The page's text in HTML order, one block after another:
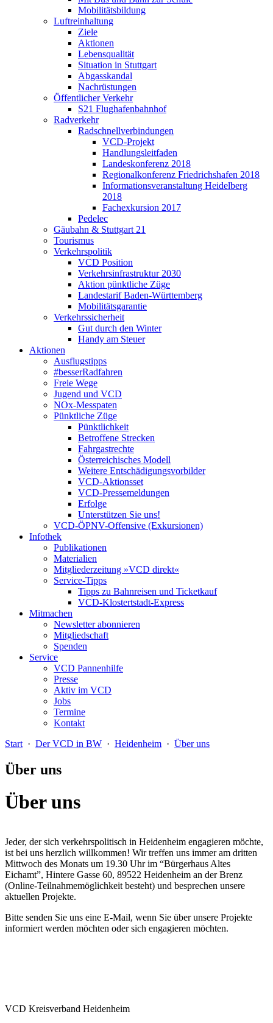
Mobilitätsbildung
Luftreinhaltung
Ziele
Aktionen
Lebensqualität
Situation in Stuttgart
Abgasskandal
Nachrüstungen
Öffentlicher Verkehr
S21 Flughafenbahnhof
Radverkehr
Radschnellverbindungen
VCD-Projekt
Handlungsleitfaden
Landeskonferenz 2018
Regionalkonferenz Friedrichshafen 2018
Informationsveranstaltung Heidelberg
2018
Fachexkursion 2017
Pedelec
Gäubahn & Stuttgart 21
Tourismus
Verkehrspolitik
VCD Position
Verkehrsinfrastruktur 2030
Aktion pünktliche Züge
Landestarif Baden-Württemberg
Mobilitätsgarantie
Verkehrssicherheit
Gut durch den Winter
Handy am Steuer
Aktionen
Ausflugstipps
#besserRadfahren
Freie Wege
Jugend und VCD
NOx-Messpaten
Pünktliche Züge
Pünktlichkeit
Betroffene Strecken
Fahrgastrechte
Österreichisches Modell
Weitere Entschädigungsvorbilder
VCD-Aktionsset
VCD-Pressemeldungen
Erfolge
Unterstützen Sie uns!
VCD-ÖPNV-Offensive (Exkursionen)
Infothek
Publikationen
Materialien
Mitgliederzeitung »VCD direkt«
Service-Tipps
Tipps zu Bahnreisen und Ticketkauf
VCD-Klostertstadt-Express
Mitmachen
Newsletter abonnieren
Mitgliedschaft
Spenden
Service
VCD Pannenhilfe
Presse
Aktiv im VCD
Jobs
Termine
Kontakt
Start · Der VCD in BW · Heidenheim · Über uns
Über uns
Über uns
Jeder, der sich verkehrspolitisch in Heidenheim engagieren möchte,
ist bei uns herzlich willkommen! Wir treffen uns immer am dritten
Mittwoch des Monats um 19.30 Uhr im “Bürgerhaus Altes
Eichamt”, Hintere Gasse 60, 89522 Heidenheim an der Brenz
(Online-Teilnahmemöglichkeit besteht) und besprechen unsere
aktuellen Projekte.
Bitte senden Sie uns eine E-Mail, wenn Sie über unsere Projekte
informiert werden möchten oder sich engagieren möchten.
VCD Kreisverband Heidenheim